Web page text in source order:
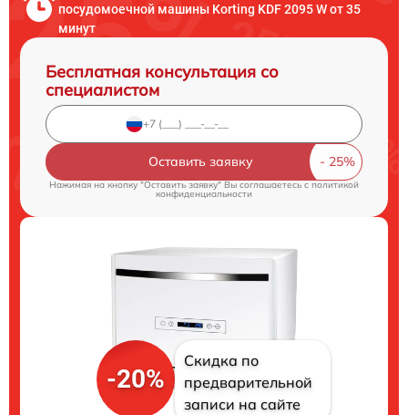
посудомоечной машины Korting KDF 2095 W от 35
минут
Бесплатная консультация со
специалистом
Оставить заявку
Нажимая на кнопку "Оставить заявку" Вы соглашаетесь cполитикой
конфиденциальности
-20%
Скидка по
предварительной
записи на сайте